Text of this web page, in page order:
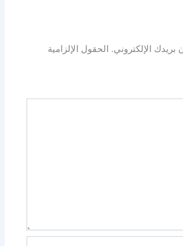
بريدك الإلكتروني. الحقول الإلزامية